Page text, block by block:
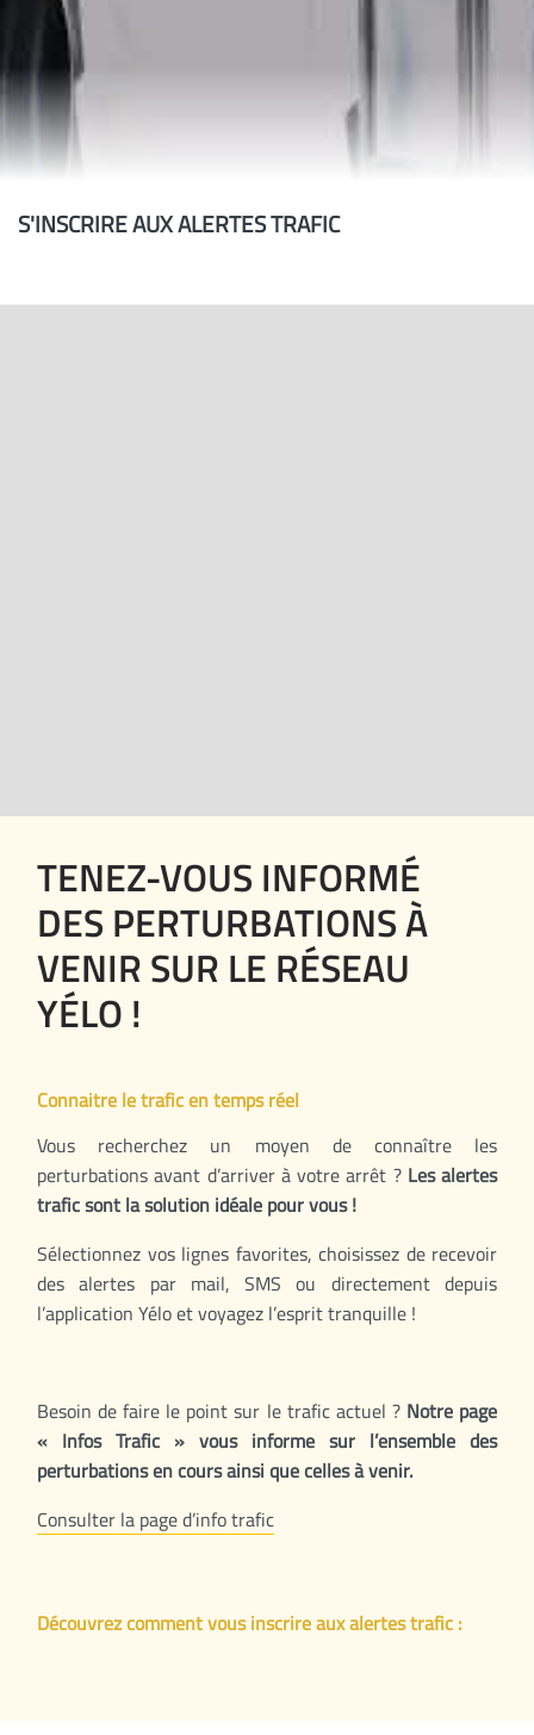
S'INSCRIRE AUX ALERTES TRAFIC
TENEZ-VOUS INFORMÉ
DES PERTURBATIONS À
VENIR SUR LE RÉSEAU
YÉLO !
Connaitre le trafic en temps réel
Vous recherchez un moyen de connaître les
perturbations avant d’arriver à votre arrêt ? Les alertes
trafic sont la solution idéale pour vous !
Sélectionnez vos lignes favorites, choisissez de recevoir
des alertes par mail, SMS ou directement depuis
l’application Yélo et voyagez l’esprit tranquille !
Besoin de faire le point sur le trafic actuel ? Notre page
« Infos Trafic » vous informe sur l’ensemble des
perturbations en cours ainsi que celles à venir.
Consulter la page d’info trafic
Découvrez comment vous inscrire aux alertes trafic :